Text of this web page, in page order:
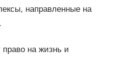
направленные на
право на жизнь и